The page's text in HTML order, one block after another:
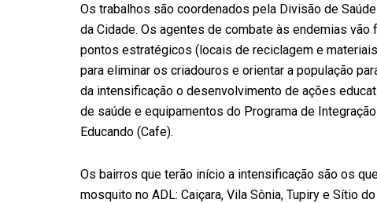
Os trabalhos são coordenados pela Divisão de
da Cidade. Os agentes de combate às endemias
pontos estratégicos (locais de reciclagem e
para eliminar os criadouros e orientar a população
da intensificação o desenvolvimento de ações
de saúde e equipamentos do Programa de
Educando (Cafe).
Os bairros que terão início a intensificação são os
mosquito no ADL: Caiçara, Vila Sônia, Tupiry e Sítio